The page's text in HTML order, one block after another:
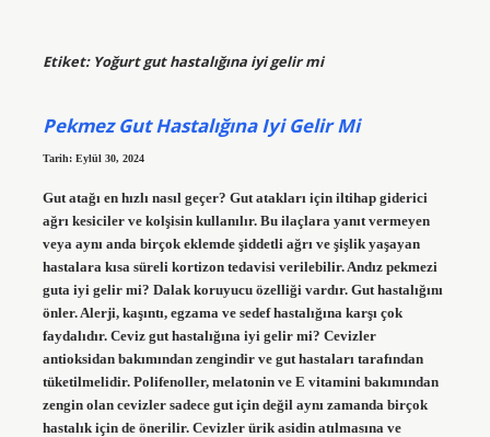
Etiket: Yoğurt gut hastalığına iyi gelir mi
Pekmez Gut Hastalığına Iyi Gelir Mi
Tarih: Eylül 30, 2024
Gut atağı en hızlı nasıl geçer? Gut atakları için iltihap giderici
ağrı kesiciler ve kolşisin kullanılır. Bu ilaçlara yanıt vermeyen
veya aynı anda birçok eklemde şiddetli ağrı ve şişlik yaşayan
hastalara kısa süreli kortizon tedavisi verilebilir. Andız pekmezi
guta iyi gelir mi? Dalak koruyucu özelliği vardır. Gut hastalığını
önler. Alerji, kaşıntı, egzama ve sedef hastalığına karşı çok
faydalıdır. Ceviz gut hastalığına iyi gelir mi? Cevizler
antioksidan bakımından zengindir ve gut hastaları tarafından
tüketilmelidir. Polifenoller, melatonin ve E vitamini bakımından
zengin olan cevizler sadece gut için değil aynı zamanda birçok
hastalık için de önerilir. Cevizler ürik asidin atılmasına ve